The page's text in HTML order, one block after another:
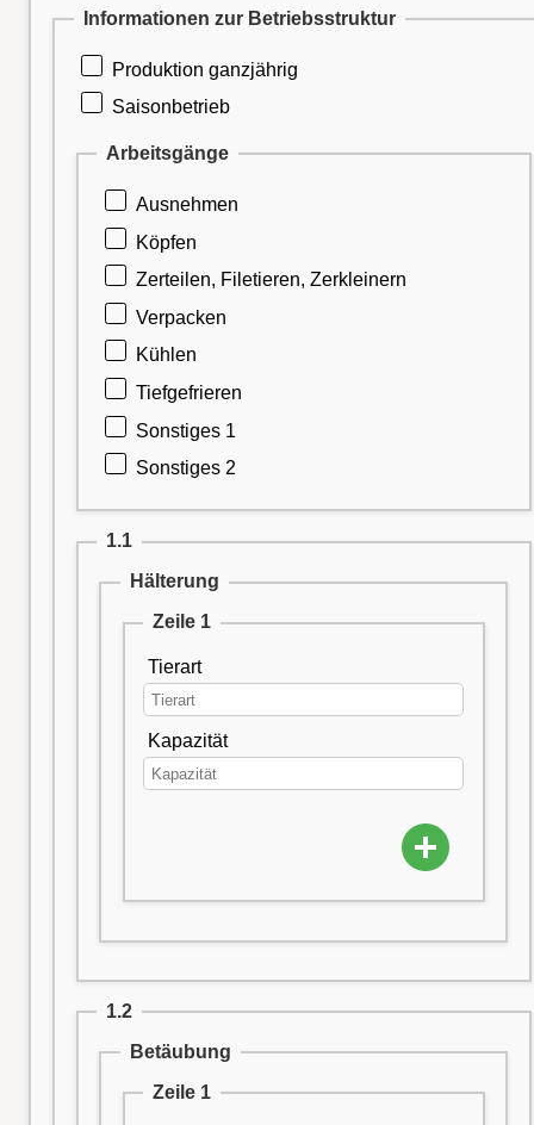
Informationen zur Betriebsstruktur
Produktion ganzjährig
Saisonbetrieb
Arbeitsgänge
Ausnehmen
Köpfen
Zerteilen, Filetieren, Zerkleinern
Verpacken
Kühlen
Tiefgefrieren
Sonstiges 1
Sonstiges 2
1.1
Hälterung
Zeile 1
Tierart
Kapazität
1.2
Betäubung
Zeile 1